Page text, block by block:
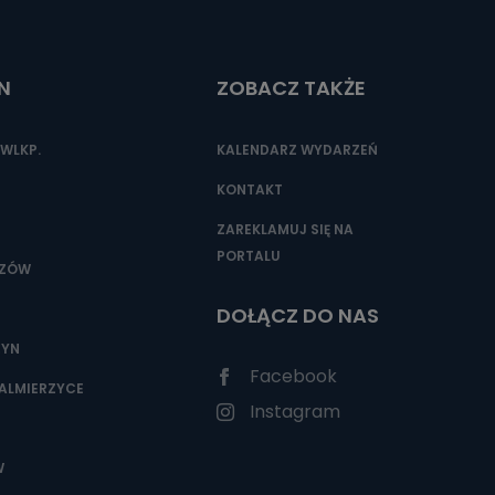
ZOBACZ TAKŻE
KALENDARZ WYDARZEŃ
KONTAKT
ZAREKLAMUJ SIĘ NA
PORTALU
DOŁĄCZ DO NAS
Facebook
Instagram